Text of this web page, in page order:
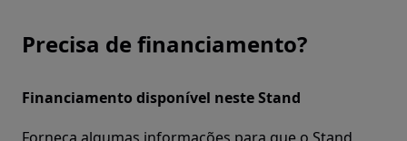
Precisa de financiamento?
Financiamento disponível neste Stand